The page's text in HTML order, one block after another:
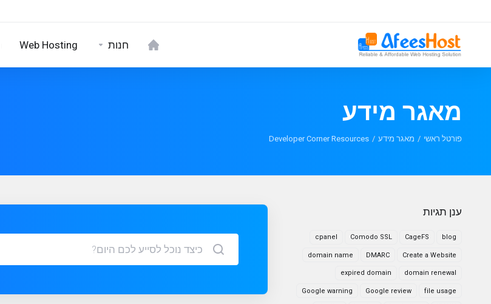
חנות Web Hosting
מאגר מידע
פורטל ראשי מאגר מידע Developer Corner Resources
ענן תגיות
blog
CageFS
Comodo SSL
cpanel
Create a Website
DMARC
domain name
domain renewal
expired domain
file usage
Google review
Google warning